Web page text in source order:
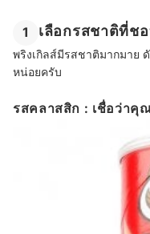
1 เลือกรสชาติที่ช
พริงเกิลส์มีรสชาติมากมาย
หน่อยครับ
รสคลาสสิก : เชื่อว่าคุ